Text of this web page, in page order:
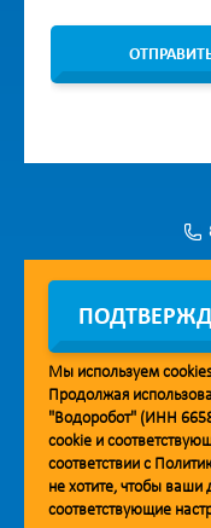
Мы используем cookies
Продолжая
"Водоробот" (ИНН
cookie и
соответствии с
не хотите, чтобы
соответствующие